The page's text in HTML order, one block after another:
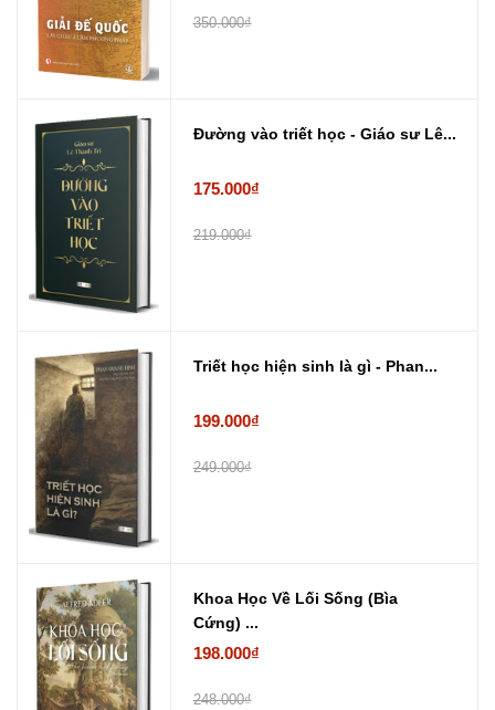
350.000₫
Đường vào triết học - Giáo sư Lê...
175.000₫
219.000₫
Triết học hiện sinh là gì - Phan...
199.000₫
249.000₫
Khoa Học Về Lối Sống (Bìa
Cứng) ...
198.000₫
248.000₫